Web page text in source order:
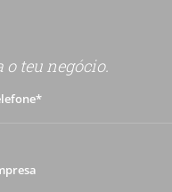
teu negócio.